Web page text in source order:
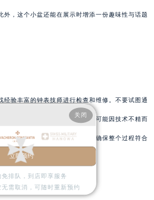
外，这个小盆还能在展示时增添一份趣味性与话题
经验丰富的钟表技师进行检查和维修。不要试图通
仅可能导致零件匹配度问题，还可能因技术不精而
伤情况选择合适的修复方案，并确保整个过程符合
关闭
立即预约
免排队，到店即享服务
需取消，可随时重新预约